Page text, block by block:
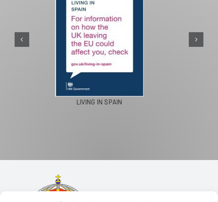
PASEOS EN CAMELLO